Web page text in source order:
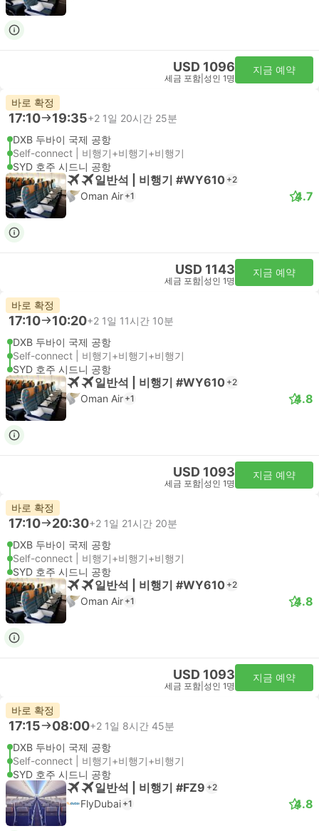
USD 1096
세금 포함 성인 1명
지금 예약
바로 확정
17:10 19:35+2 1일 20시간 25분
DXB 두바이 국제 공항
Self-connect | 비행기+비행기+비행기
SYD 호주 시드니 공항
일반석 | 비행기 #WY610 +2
Oman Air +1 4.7
USD 1143
세금 포함 성인 1명
지금 예약
바로 확정
17:10 10:20+2 1일 11시간 10분
DXB 두바이 국제 공항
Self-connect | 비행기+비행기+비행기
SYD 호주 시드니 공항
일반석 | 비행기 #WY610 +2
Oman Air +1 4.8
USD 1093
세금 포함 성인 1명
지금 예약
바로 확정
17:10 20:30+2 1일 21시간 20분
DXB 두바이 국제 공항
Self-connect | 비행기+비행기+비행기
SYD 호주 시드니 공항
일반석 | 비행기 #WY610 +2
Oman Air +1 4.8
USD 1093
세금 포함 성인 1명
지금 예약
바로 확정
17:15 08:00+2 1일 8시간 45분
DXB 두바이 국제 공항
Self-connect | 비행기+비행기+비행기
SYD 호주 시드니 공항
일반석 | 비행기 #FZ9 +2
FlyDubai +1 4.8